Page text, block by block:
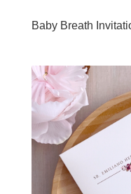
Baby Breath